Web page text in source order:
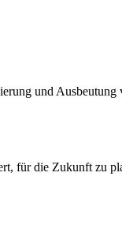
und Ausbeutung
für die Zukunft zu